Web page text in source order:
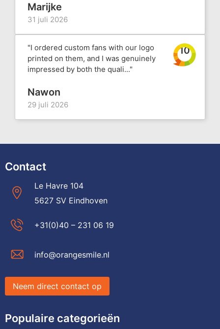
Marijke
31 juli 2026
"I ordered custom fans with our logo
printed on them, and I was genuinely
impressed by both the quali..."
10
Nawon
29 juli 2026
Contact
Le Havre 104
5627 SV Eindhoven
+31(0)40 – 231 06 19
info@orangesmile.nl
Neem direct contact op
Populaire categorieën